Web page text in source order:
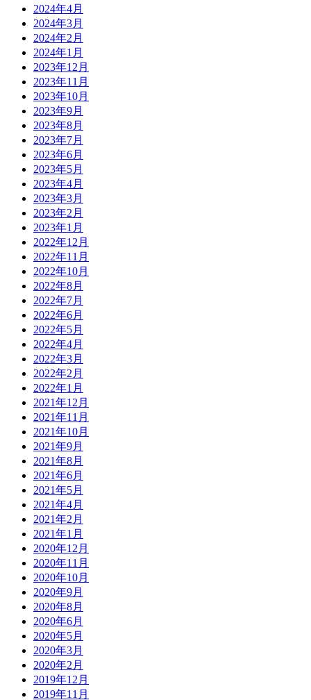
2024年4月
2024年3月
2024年2月
2024年1月
2023年12月
2023年11月
2023年10月
2023年9月
2023年8月
2023年7月
2023年6月
2023年5月
2023年4月
2023年3月
2023年2月
2023年1月
2022年12月
2022年11月
2022年10月
2022年8月
2022年7月
2022年6月
2022年5月
2022年4月
2022年3月
2022年2月
2022年1月
2021年12月
2021年11月
2021年10月
2021年9月
2021年8月
2021年6月
2021年5月
2021年4月
2021年2月
2021年1月
2020年12月
2020年11月
2020年10月
2020年9月
2020年8月
2020年6月
2020年5月
2020年3月
2020年2月
2019年12月
2019年11月